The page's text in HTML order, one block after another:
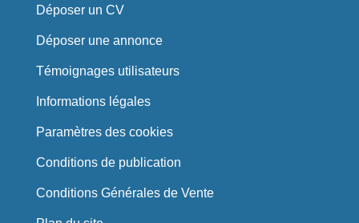
Déposer un CV
Déposer une annonce
Témoignages utilisateurs
Informations légales
Paramètres des cookies
Conditions de publication
Conditions Générales de Vente